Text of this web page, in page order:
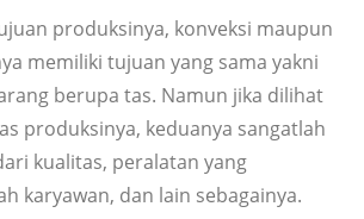
produksinya, konveksi maupun
memiliki tujuan yang sama yakni
berupa tas. Namun jika dilihat
produksinya, keduanya sangatlah
kualitas, peralatan yang
karyawan, dan lain sebagainya.